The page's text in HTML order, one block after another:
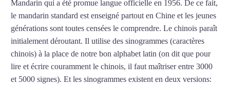
Mandarin qui a été promue langue officielle en 1956. De ce fait,
le mandarin standard est enseigné partout en Chine et les jeunes
générations sont toutes censées le comprendre. Le chinois paraît
initialement déroutant. Il utilise des sinogrammes (caractères
chinois) à la place de notre bon alphabet latin (on dit que pour
lire et écrire couramment le chinois, il faut maîtriser entre 3000
et 5000 signes). Et les sinogrammes existent en deux versions: